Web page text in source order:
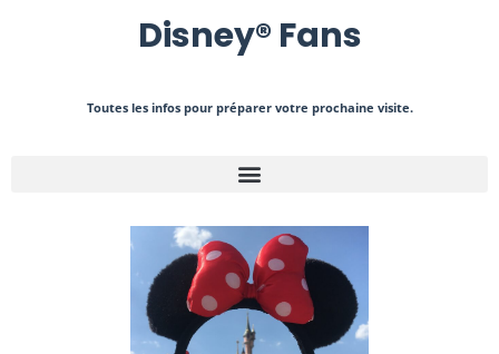
Disney® Fans
Toutes les infos pour préparer votre prochaine visite.